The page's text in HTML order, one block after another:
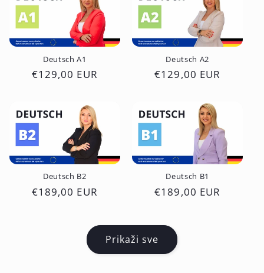
Deutsch A1
Redovna
€129,00 EUR
Deutsch A2
Redovna
€129,00 EUR
Deutsch B2
Redovna
€189,00 EUR
Deutsch B1
Redovna
€189,00 EUR
Prikaži sve